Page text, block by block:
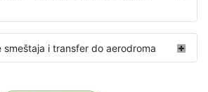
smeštaja i transfer do aerodroma